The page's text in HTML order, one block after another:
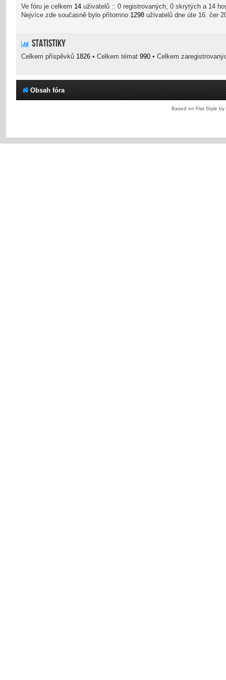
Ve fóru je celkem 14 uživatelů :: 0 registrovaných, 0 skrytých a 14
Nejvíce zde současně bylo přítomno 1298 uživatelů dne úte 16. čer
Statistiky
Celkem příspěvků 1826 • Celkem témat 990 • Celkem
Obsah fóra
Based on Flat Style by